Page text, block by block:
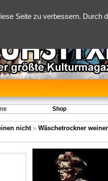
Seite zu verbessern.
Shop
nicht» Wäschetrockner